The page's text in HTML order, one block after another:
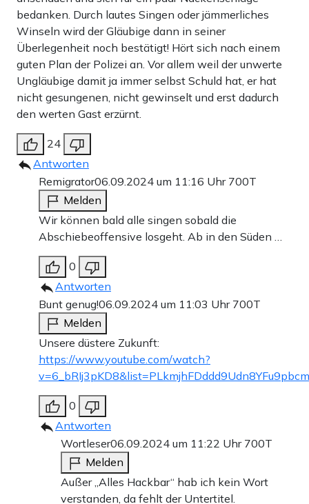
bedanken. Durch lautes Singen oder jämmerliches
Winseln wird der Gläubige dann in seiner
Überlegenheit noch bestätigt! Hört sich nach einem
guten Plan der Polizei an. Vor allem weil der unwerte
Ungläubige damit ja immer selbst Schuld hat, er hat
nicht gesungenen, nicht gewinselt und erst dadurch
den werten Gast erzürnt.
24
Antworten
Remigrator06.09.2024 um 11:16 Uhr 700T
Melden
Wir können bald alle singen sobald die
Abschiebeoffensive losgeht. Ab in den Süden …
0
Antworten
Bunt genug!06.09.2024 um 11:03 Uhr 700T
Melden
Unsere düstere Zukunft:
https://www.youtube.com/watch?
0
Antworten
Wortleser06.09.2024 um 11:22 Uhr 700T
Melden
Außer „Alles Hackbar“ hab ich kein Wort
verstanden, da fehlt der Untertitel.